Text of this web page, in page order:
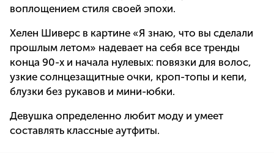
воплощением стиля своей эпохи.
Хелен Шиверс в картине «Я знаю, что вы сделали
прошлым летом» надевает на себя все тренды
конца 90-х и начала нулевых: повязки для волос,
узкие солнцезащитные очки, кроп-топы и кепи,
блузки без рукавов и мини-юбки.
Девушка определенно любит моду и умеет
составлять классные аутфиты.